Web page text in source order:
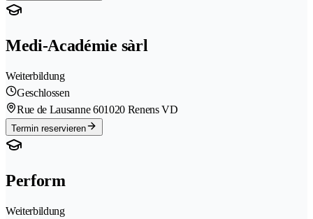
Medi-Académie sàrl
Weiterbildung
Geschlossen
Rue de Lausanne 601020 Renens VD
Termin reservieren
Perform
Weiterbildung